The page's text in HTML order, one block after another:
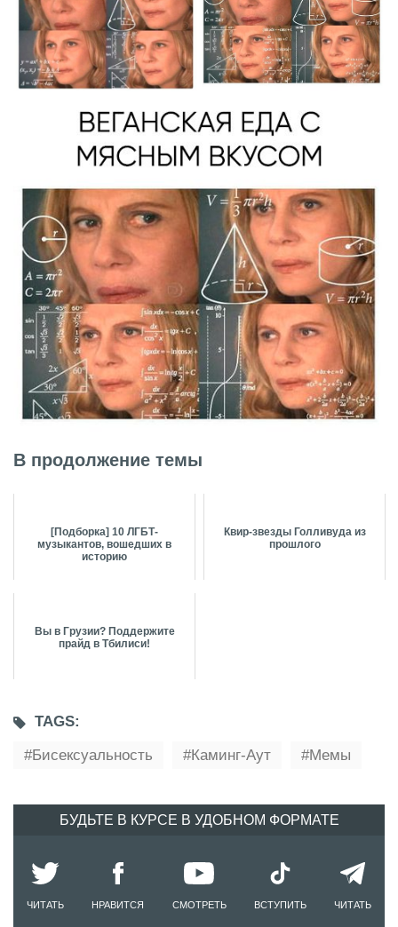
В продолжение темы
[Подборка] 10 ЛГБТ-
музыкантов, вошедших в
историю
Квир-звезды Голливуда из
прошлого
Вы в Грузии? Поддержите
прайд в Тбилиси!
TAGS:
Бисексуальность
Каминг-Аут Мемы
БУДЬТЕ В КУРСЕ В УДОБНОМ ФОРМАТЕ
ЧИТАТЬ НРАВИТСЯ СМОТРЕТЬ ВСТУПИТЬ ЧИТАТЬ